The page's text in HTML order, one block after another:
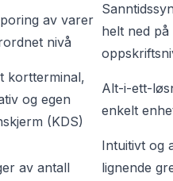
av varer
nivå
helt ned på
kortterminal,
og egen
(KDS)
Alt-i-ett-
enkelt
av antall
Intuitivt og
lignende